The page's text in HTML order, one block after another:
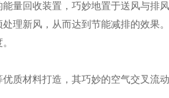
量回收装置，巧妙地置于送风与排
理新风，从而达到节能减排的效果
质材料打造，其巧妙的空气交叉流